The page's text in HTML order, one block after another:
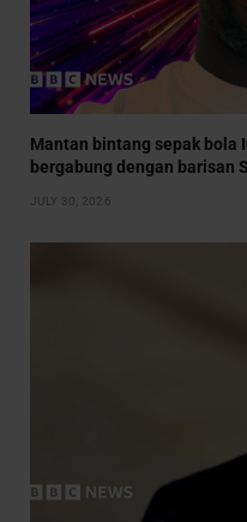
Mantan bintang sepak bola
bergabung dengan barisan
JULY 30, 2026